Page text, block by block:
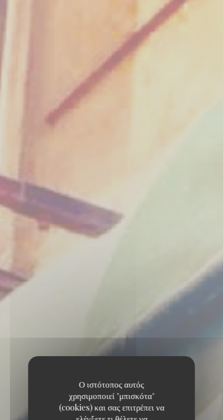
Ο ιστότοπος αυτός
χρησιμοποιεί "μπισκότα"
(cookies) και σας επιτρέπει να